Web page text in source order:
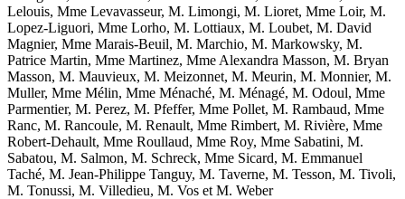
Lelouis, Mme Levavasseur, M. Limongi, M. Lioret, Mme Loir, M.
Lopez-Liguori, Mme Lorho, M. Lottiaux, M. Loubet, M. David
Magnier, Mme Marais-Beuil, M. Marchio, M. Markowsky, M.
Patrice Martin, Mme Martinez, Mme Alexandra Masson, M. Bryan
Masson, M. Mauvieux, M. Meizonnet, M. Meurin, M. Monnier, M.
Muller, Mme Mélin, Mme Ménaché, M. Ménagé, M. Odoul, Mme
Parmentier, M. Perez, M. Pfeffer, Mme Pollet, M. Rambaud, Mme
Ranc, M. Rancoule, M. Renault, Mme Rimbert, M. Rivière, Mme
Robert-Dehault, Mme Roullaud, Mme Roy, Mme Sabatini, M.
Sabatou, M. Salmon, M. Schreck, Mme Sicard, M. Emmanuel
Taché, M. Jean-Philippe Tanguy, M. Taverne, M. Tesson, M. Tivoli,
M. Tonussi, M. Villedieu, M. Vos et M. Weber